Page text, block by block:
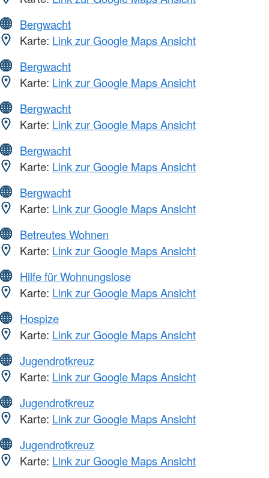
Bergwacht
Karte: Link zur Google Maps Ansicht
Bergwacht
Karte: Link zur Google Maps Ansicht
Bergwacht
Karte: Link zur Google Maps Ansicht
Bergwacht
Karte: Link zur Google Maps Ansicht
Bergwacht
Karte: Link zur Google Maps Ansicht
Betreutes Wohnen
Karte: Link zur Google Maps Ansicht
Hilfe für Wohnungslose
Karte: Link zur Google Maps Ansicht
Hospize
Karte: Link zur Google Maps Ansicht
Jugendrotkreuz
Karte: Link zur Google Maps Ansicht
Jugendrotkreuz
Karte: Link zur Google Maps Ansicht
Jugendrotkreuz
Karte: Link zur Google Maps Ansicht